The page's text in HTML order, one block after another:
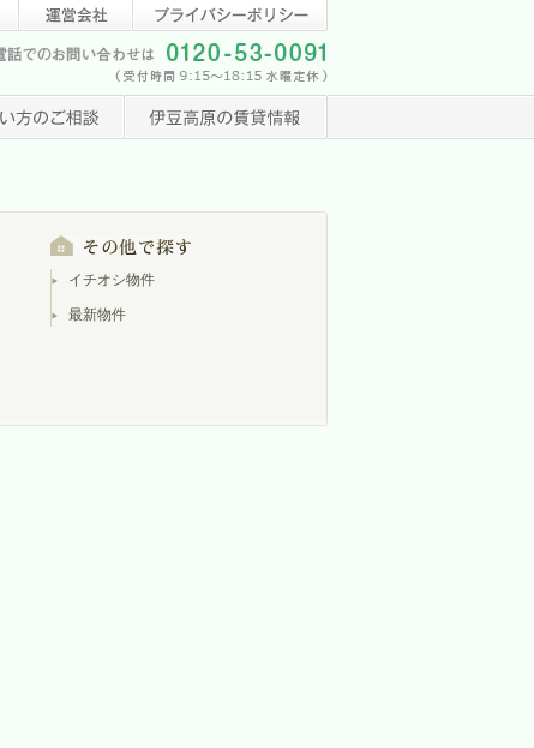
イチオシ物件
最新物件